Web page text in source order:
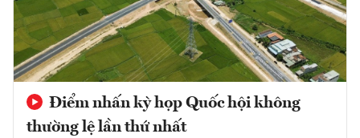
Điểm nhấn kỳ họp Quốc hội không
thường lệ lần thứ nhất